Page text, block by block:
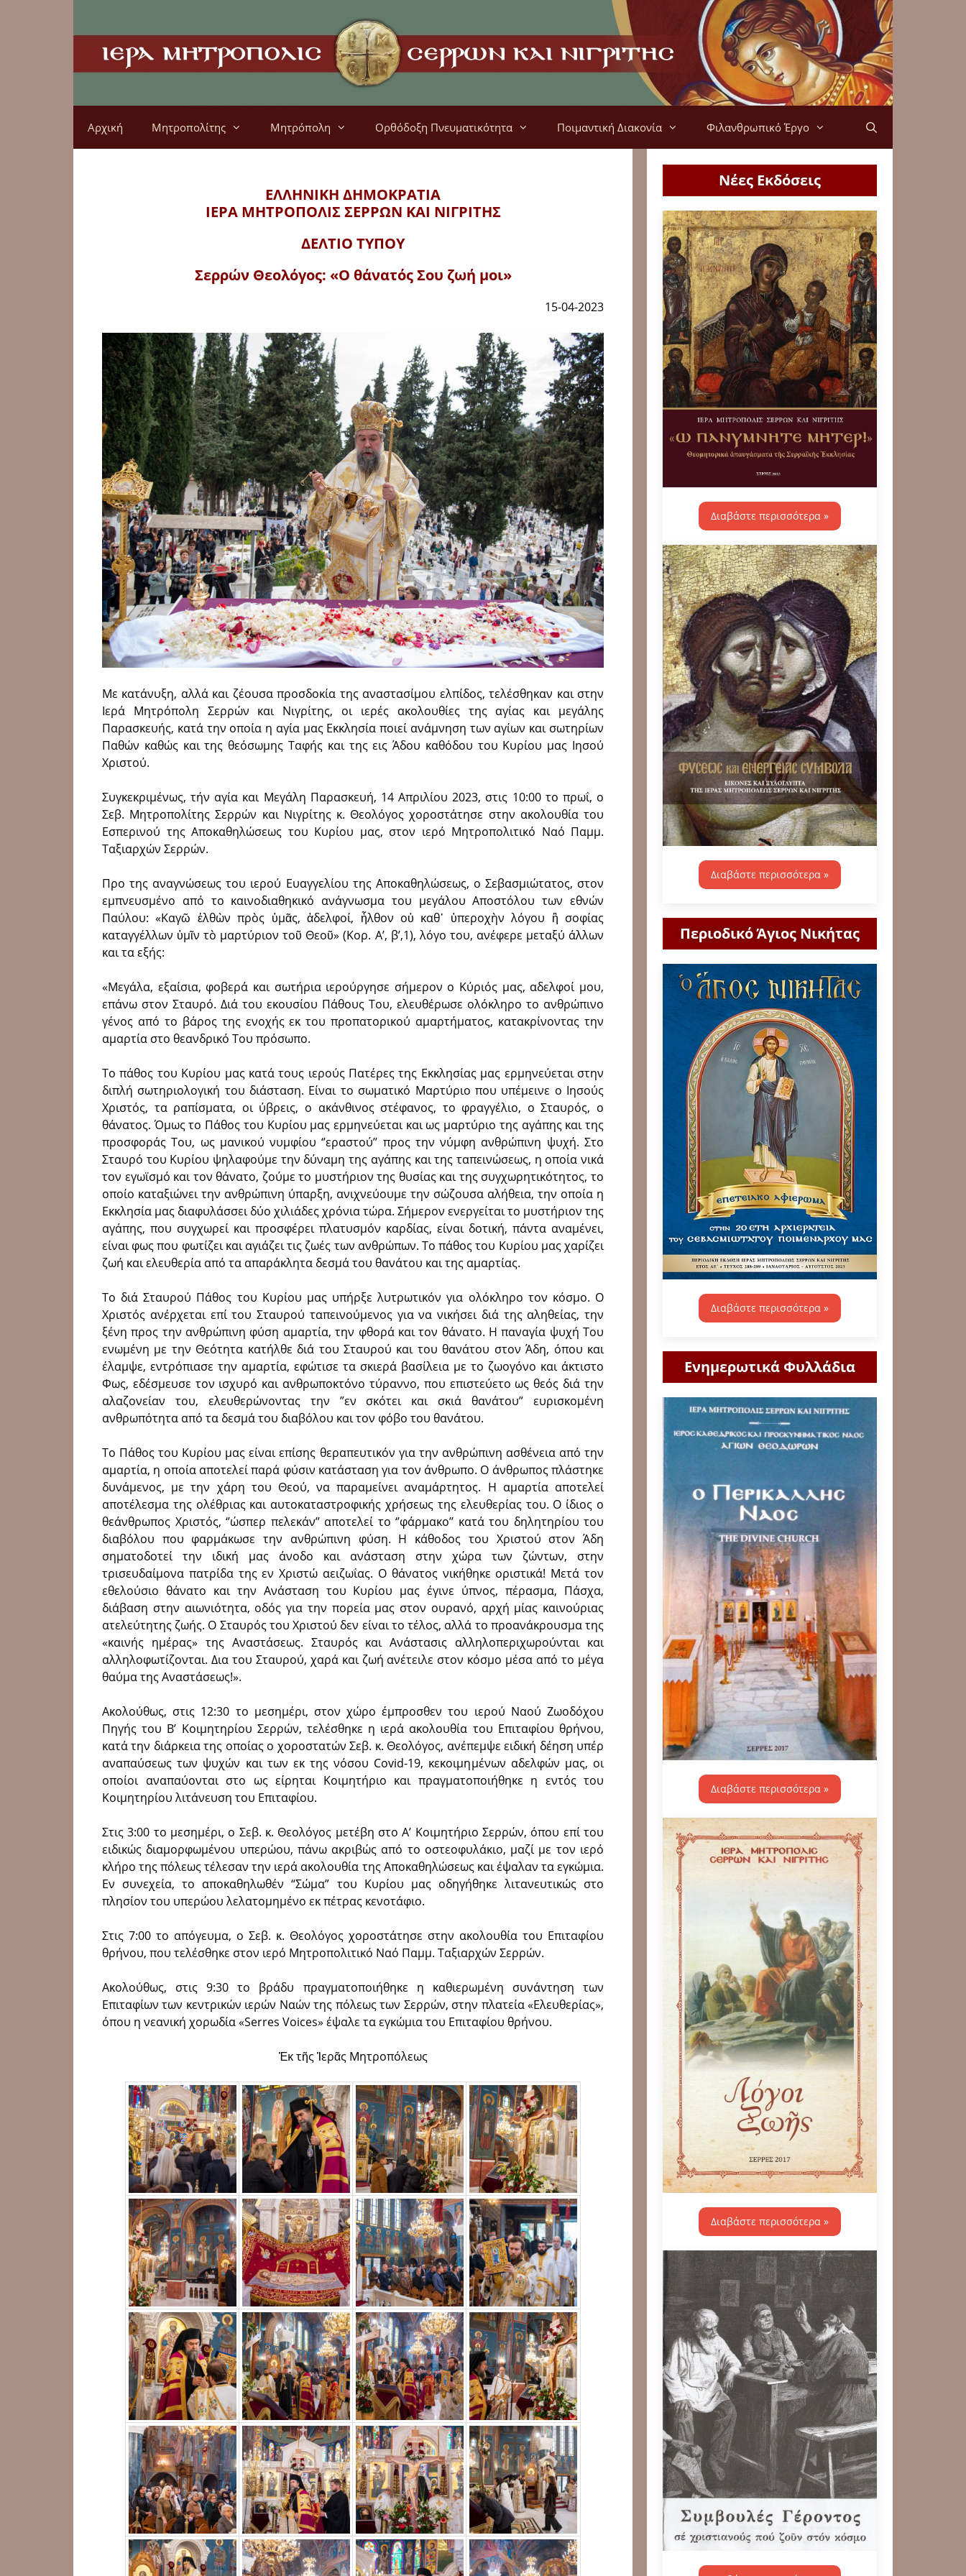
Αρχική Μητροπολίτης Μητρόπολη Ορθόδοξη Πνευματικότητα Ποιμαντική Διακονία Φιλανθρωπικό Έργο
ΕΛΛΗΝΙΚΗ ΔΗΜΟΚΡΑΤΙΑ
ΙΕΡΑ ΜΗΤΡΟΠΟΛΙΣΣΕΡΡΩΝ ΚΑΙ ΝΙΓΡΙΤΗΣ
ΔΕΛΤΙΟ ΤΥΠΟΥ
Σερρών Θεολόγος: «Ο θάνατός Σου ζωή μοι»
15-04-2023
Με κατάνυξη, αλλά και ζέουσα προσδοκία της αναστασίμου ελπίδος, τελέσθηκαν και στην
Ιερά Μητρόπολη Σερρών και Νιγρίτης, οι ιερές ακολουθίες της αγίας και μεγάλης
Παρασκευής, κατά την οποία η αγία μας Εκκλησία ποιεί ανάμνηση των αγίων και σωτηρίων
Παθών καθώς και της θεόσωμης Ταφής και της εις Άδου καθόδου του Κυρίου μας Ιησού
Χριστού.
Συγκεκριμένως, τήν αγία και Μεγάλη Παρασκευή, 14 Απριλίου 2023, στις 10:00 το πρωΐ, ο
Σεβ. Μητροπολίτης Σερρών και Νιγρίτης κ. Θεολόγος χοροστάτησε στην ακολουθία του
Εσπερινού της Αποκαθηλώσεως του Κυρίου μας, στον ιερό Μητροπολιτικό Ναό Παμμ.
Ταξιαρχών Σερρών.
Προ της αναγνώσεως του ιερού Ευαγγελίου της Αποκαθηλώσεως, ο Σεβασμιώτατος, στον
εμπνευσμένο από το καινοδιαθηκικό ανάγνωσμα του μεγάλου Αποστόλου των εθνών
Παύλου: «Καγῶ ἐλθὼν πρὸς ὑμᾶς, ἀδελφοί, ἦλθον οὐ καθ᾿ ὑπεροχὴν λόγου ἢ σοφίας
καταγγέλλων ὑμῖν τὸ μαρτύριον τοῦ Θεοῦ» (Κορ. Α’, β’,1), λόγο του, ανέφερε μεταξύ άλλων
και τα εξής:
«Μεγάλα, εξαίσια, φοβερά και σωτήρια ιερούργησε σήμερον ο Κύριός μας, αδελφοί μου,
επάνω στον Σταυρό. Διά του εκουσίου Πάθους Του, ελευθέρωσε ολόκληρο το ανθρώπινο
γένος από το βάρος της ενοχής εκ του προπατορικού αμαρτήματος, κατακρίνοντας την
αμαρτία στο θεανδρικό Του πρόσωπο.
Το πάθος του Κυρίου μας κατά τους ιερούς Πατέρες της Εκκλησίας μας ερμηνεύεται στην
διπλή σωτηριολογική του διάσταση. Είναι το σωματικό Μαρτύριο που υπέμεινε ο Ιησούς
Χριστός, τα ραπίσματα, οι ύβρεις, ο ακάνθινος στέφανος, το φραγγέλιο, ο Σταυρός, ο
θάνατος. Όμως το Πάθος του Κυρίου μας ερμηνεύεται και ως μαρτύριο της αγάπης και της
προσφοράς Του, ως μανικού νυμφίου ‘’εραστού’’ προς την νύμφη ανθρώπινη ψυχή. Στο
Σταυρό του Κυρίου ψηλαφούμε την δύναμη της αγάπης και της ταπεινώσεως, η οποία νικά
τον εγωϊσμό και τον θάνατο, ζούμε το μυστήριον της θυσίας και της συγχωρητικότητος, το
οποίο καταξιώνει την ανθρώπινη ύπαρξη, ανιχνεύουμε την σώζουσα αλήθεια, την οποία η
Εκκλησία μας διαφυλάσσει δύο χιλιάδες χρόνια τώρα. Σήμερον ενεργείται το μυστήριον της
αγάπης, που συγχωρεί και προσφέρει πλατυσμόν καρδίας, είναι δοτική, πάντα αναμένει,
είναι φως που φωτίζει και αγιάζει τις ζωές των ανθρώπων. Το πάθος του Κυρίου μας χαρίζει
ζωή και ελευθερία από τα απαράκλητα δεσμά του θανάτου και της αμαρτίας.
Το διά Σταυρού Πάθος του Κυρίου μας υπήρξε λυτρωτικόν για ολόκληρο τον κόσμο. Ο
Χριστός ανέρχεται επί του Σταυρού ταπεινούμενος για να νικήσει διά της αληθείας, την
ξένη προς την ανθρώπινη φύση αμαρτία, την φθορά και τον θάνατο. Η παναγία ψυχή Του
ενωμένη με την Θεότητα κατήλθε διά του Σταυρού και του θανάτου στον Άδη, όπου και
έλαμψε, εντρόπιασε την αμαρτία, εφώτισε τα σκιερά βασίλεια με το ζωογόνο και άκτιστο
Φως, εδέσμευσε τον ισχυρό και ανθρωποκτόνο τύραννο, που επιστεύετο ως θεός διά την
αλαζονείαν του, ελευθερώνοντας την ”εν σκότει και σκιά θανάτου” ευρισκομένη
ανθρωπότητα από τα δεσμά του διαβόλου και τον φόβο του θανάτου.
Το Πάθος του Κυρίου μας είναι επίσης θεραπευτικόν για την ανθρώπινη ασθένεια από την
αμαρτία, η οποία αποτελεί παρά φύσιν κατάσταση για τον άνθρωπο. Ο άνθρωπος πλάστηκε
δυνάμενος, με την χάρη του Θεού, να παραμείνει αναμάρτητος. Η αμαρτία αποτελεί
αποτέλεσμα της ολέθριας και αυτοκαταστροφικής χρήσεως της ελευθερίας του. Ο ίδιος ο
θεάνθρωπος Χριστός, ‘’ώσπερ πελεκάν’’ αποτελεί το ‘’φάρμακο’’ κατά του δηλητηρίου του
διαβόλου που φαρμάκωσε την ανθρώπινη φύση. Η κάθοδος του Χριστού στον Άδη
σηματοδοτεί την ιδική μας άνοδο και ανάσταση στην χώρα των ζώντων, στην
τρισευδαίμονα πατρίδα της εν Χριστώ αειζωΐας. Ο θάνατος νικήθηκε οριστικά! Μετά τον
εθελούσιο θάνατο και την Ανάσταση του Κυρίου μας έγινε ύπνος, πέρασμα, Πάσχα,
διάβαση στην αιωνιότητα, οδός για την πορεία μας στον ουρανό, αρχή μίας καινούριας
ατελεύτητης ζωής. Ο Σταυρός του Χριστού δεν είναι το τέλος, αλλά το προανάκρουσμα της
«καινής ημέρας» της Αναστάσεως. Σταυρός και Ανάστασις αλληλοπεριχωρούνται και
αλληλοφωτίζονται. Δια του Σταυρού, χαρά και ζωή ανέτειλε στον κόσμο μέσα από το μέγα
θαύμα της Αναστάσεως!».
Ακολούθως, στις 12:30 το μεσημέρι, στον χώρο έμπροσθεν του ιερού Ναού Ζωοδόχου
Πηγής του Β’ Κοιμητηρίου Σερρών, τελέσθηκε η ιερά ακολουθία του Επιταφίου θρήνου,
κατά την διάρκεια της οποίας ο χοροστατών Σεβ. κ. Θεολόγος, ανέπεμψε ειδική δέηση υπέρ
αναπαύσεως των ψυχών και των εκ της νόσου Covid-19, κεκοιμημένων αδελφών μας, οι
οποίοι αναπαύονται στο ως είρηται Κοιμητήριο και πραγματοποιήθηκε η εντός του
Κοιμητηρίου λιτάνευση του Επιταφίου.
Στις 3:00 το μεσημέρι, ο Σεβ. κ. Θεολόγος μετέβη στο Α’ Κοιμητήριο Σερρών, όπου επί του
ειδικώς διαμορφωμένου υπερώου, πάνω ακριβώς από το οστεοφυλάκιο, μαζί με τον ιερό
κλήρο της πόλεως τέλεσαν την ιερά ακολουθία της Αποκαθηλώσεως και έψαλαν τα εγκώμια.
Εν συνεχεία, το αποκαθηλωθέν “Σώμα” του Κυρίου μας οδηγήθηκε λιτανευτικώς στο
πλησίον του υπερώου λελατομημένο εκ πέτρας κενοτάφιο.
Στις 7:00 το απόγευμα, ο Σεβ. κ. Θεολόγος χοροστάτησε στην ακολουθία του Επιταφίου
θρήνου, που τελέσθηκε στον ιερό Μητροπολιτικό Ναό Παμμ. Ταξιαρχών Σερρών.
Ακολούθως, στις 9:30 το βράδυ πραγματοποιήθηκε η καθιερωμένη συνάντηση των
Επιταφίων των κεντρικών ιερών Ναών της πόλεως των Σερρών, στην πλα­τεία «Ελευθερίας»,
όπου η νεανική χορωδία «Serres Voices» έψαλε τα εγκώμια του Επιταφίου θρήνου.
Ἐκ τῆς Ἱερᾶς Μητροπόλεως
Νέες Εκδόσεις
Διαβάστε περισσότερα »
Διαβάστε περισσότερα »
Περιοδικό Άγιος Νικήτας
Διαβάστε περισσότερα »
Ενημερωτικά Φυλλάδια
Διαβάστε περισσότερα »
Διαβάστε περισσότερα »